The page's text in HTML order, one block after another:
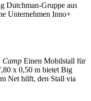
Dutchman-Gruppe aus
Unternehmen Inno+
Camp Einen Mobilstall für
x 0,50 m bietet Big
Net hilft, den Stall via